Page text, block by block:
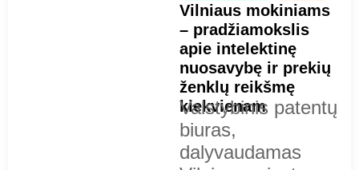
Vilniaus mokiniams
– pradžiamokslis
apie intelektinę
nuosavybę ir prekių
ženklų reikšmę
kiekvienam
Valstybinis patentų
biuras,
dalyvaudamas